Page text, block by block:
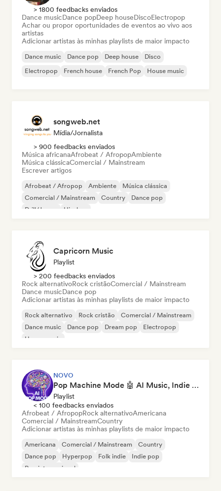
> 1800 feedbacks enviados
Dance musicDance popDeep houseDiscoElectropop
Achar ou propor oportunidades de eventos ao vivo aos
artistas
Adicionar artistas às minhas playlists de maior impacto
Dance music Dance pop Deep house
Disco
Electropop
French house French Pop House music
songweb.net
Mídia/Jornalista
> 900 feedbacks enviados
Música africanaAfrobeat / AfropopAmbiente
Música clássicaComercial / Mainstream
Escrever artigos
Afrobeat / Afropop Ambiente
Música clássica
Comercial / Mainstream
Country
Dance pop
Drill/Jersey
Hip-hop
Capricorn Music
Playlist
> 200 feedbacks enviados
Rock alternativoRock cristãoComercial / Mainstream
Dance musicDance pop
Adicionar artistas às minhas playlists de maior impacto
Rock alternativo Rock cristão
Comercial / Mainstream
Dance music
Dance pop Dream pop
Electropop
House music
NOVO
Pop Machine Mode 🤖 AI Music, Indie Pop & Dream Pop
Playlist
< 100 feedbacks enviados
Afrobeat / AfropopRock alternativoAmericana
Comercial / MainstreamCountry
Adicionar artistas às minhas playlists de maior impacto
Americana Comercial / Mainstream
Country
Dance pop
Hyperpop Folk indie
Indie pop
Pop internacional